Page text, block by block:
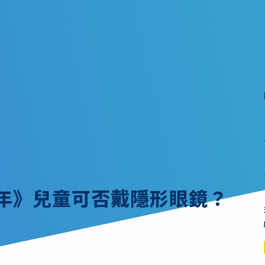
》兒童可否戴隱形眼鏡？